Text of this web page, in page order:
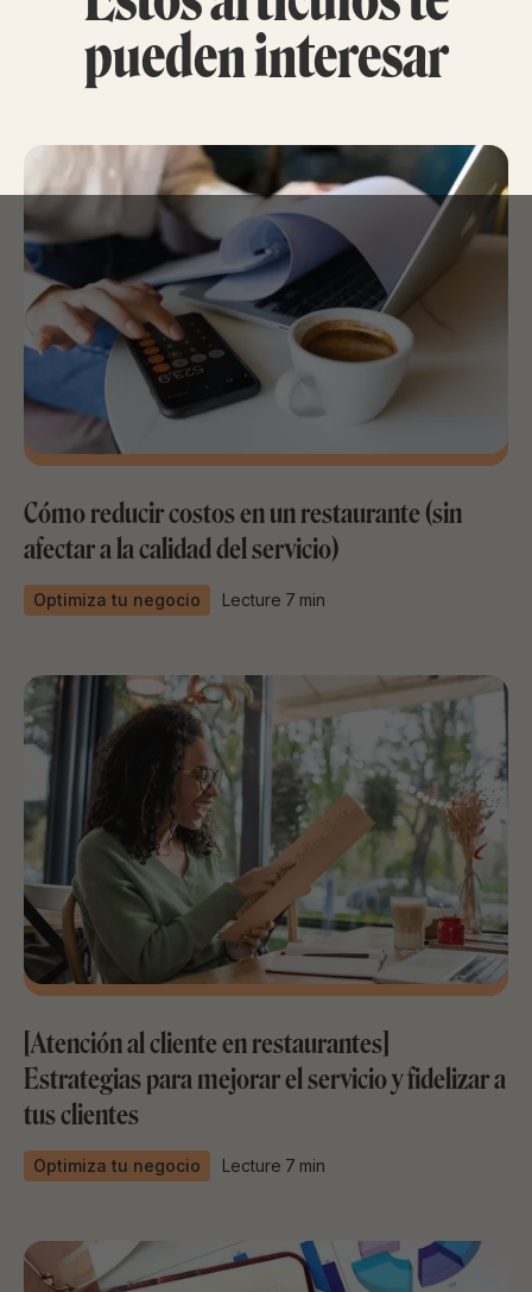
pueden interesar
Cómo reducir costos en un restaurante (sin
afectar a la calidad del servicio)
Optimiza tu negocio Lecture 7 min
[Atención al cliente en restaurantes]
Estrategias para mejorar el servicio y fidelizar a
tus clientes
Optimiza tu negocio Lecture 7 min